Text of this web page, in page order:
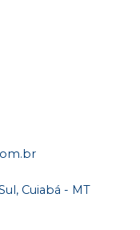
Cuiabá - MT